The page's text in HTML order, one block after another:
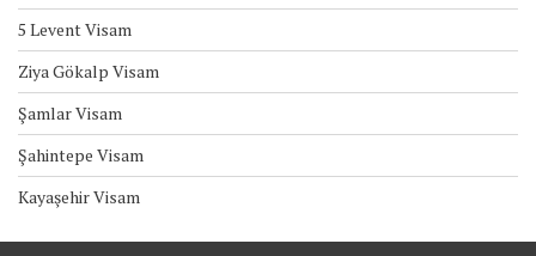
5 Levent Visam
Ziya Gökalp Visam
Şamlar Visam
Şahintepe Visam
Kayaşehir Visam